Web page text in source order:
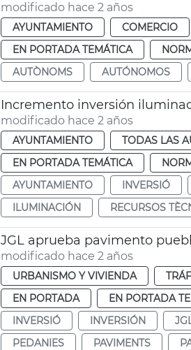
modificado hace 2 años
AYUNTAMIENTO COMERCIO
EN PORTADA TEMÁTICA
AUTÒNOMS
AUTÓNOMOS
Incremento inversión
modificado hace 2 años
AYUNTAMIENTO TODAS LAS
EN PORTADA TEMÁTICA
AYUNTAMIENTO
INVERSIÓ
ILUMINACIÓN
RECURSOS
JGL aprueba pavimento
modificado hace 2 años
URBANISMO Y VIVIENDA
EN PORTADA
EN PORTADA
INVERSIÓ
INVERSIÓN
PEDANIES
PAVIMENTS